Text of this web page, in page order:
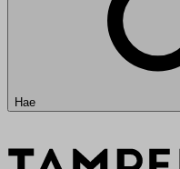
Hae